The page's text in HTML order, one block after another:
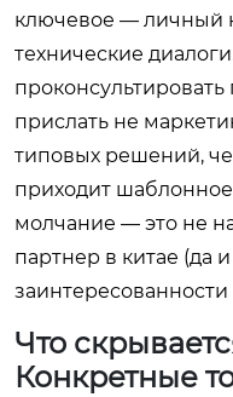
ключевое — личный
технические
прислать не
типовых решений,
приходит
молчание — это не
партнер в китае (да
заинтересованности
Что
Конкретные